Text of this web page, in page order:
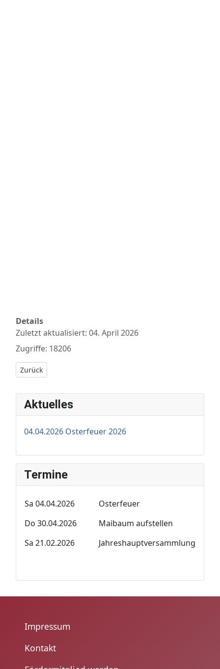
Details
Zuletzt aktualisiert: 04. April 2026
Zugriffe: 18206
Vorheriger Beitrag: 27.03.2022 Osterfeuer Meinkot 2022
Zurück
Aktuelles
04.04.2026 Osterfeuer 2026
Termine
Sa 04.04.2026
Osterfeuer
Do 30.04.2026
Maibaum aufstellen
Sa 21.02.2026
Jahreshauptversammlung
Impressum
Kontakt